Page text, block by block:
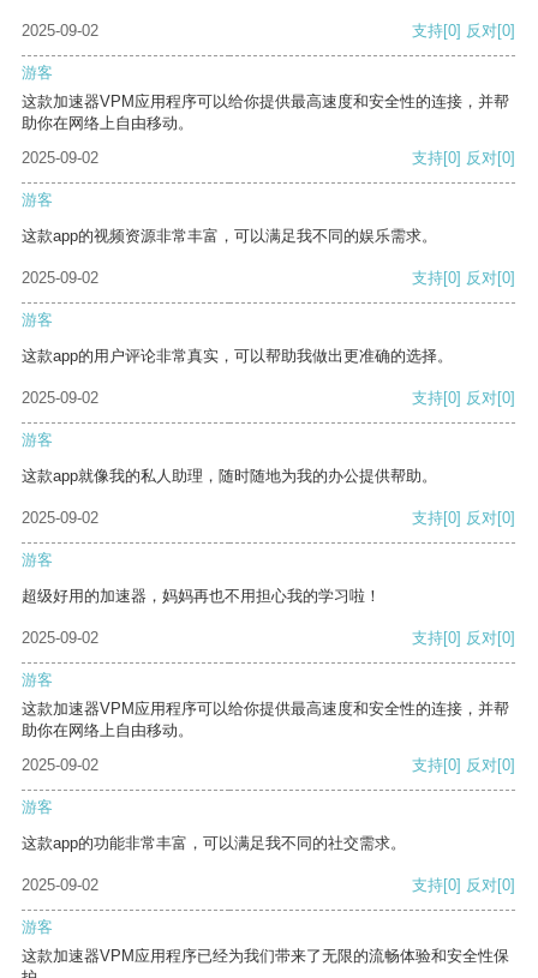
2025-09-02 支持[0] 反对[0]
游客
这款加速器VPM应用程序可以给你提供最高速度和安全性的连接，并帮
助你在网络上自由移动。
2025-09-02
支持[0] 反对[0]
游客
这款app的视频资源非常丰富，可以满足我不同的娱乐需求。
2025-09-02 支持[0] 反对[0]
游客
这款app的用户评论非常真实，可以帮助我做出更准确的选择。
2025-09-02 支持[0] 反对[0]
游客
这款app就像我的私人助理，随时随地为我的办公提供帮助。
2025-09-02 支持[0] 反对[0]
游客
超级好用的加速器，妈妈再也不用担心我的学习啦！
2025-09-02 支持[0] 反对[0]
游客
这款加速器VPM应用程序可以给你提供最高速度和安全性的连接，并帮
助你在网络上自由移动。
2025-09-02
支持[0] 反对[0]
游客
这款app的功能非常丰富，可以满足我不同的社交需求。
2025-09-02 支持[0] 反对[0]
游客
这款加速器VPM应用程序已经为我们带来了无限的流畅体验和安全性保